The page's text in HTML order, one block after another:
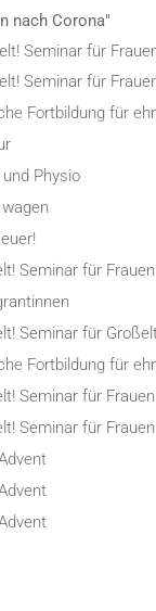
nach Corona"
Seminar für
Seminar für
Fortbildung für
Physio
Seminar für
Seminar für
Fortbildung für
Seminar für
Seminar für